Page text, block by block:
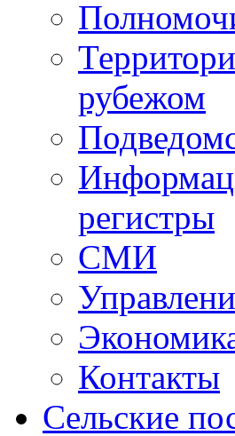
рубежом
регистры
СМИ
Контакты
Сельские